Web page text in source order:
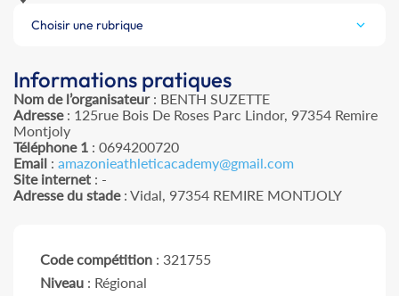
Choisir une rubrique
Informations pratiques
Nom de l’organisateur: BENTH SUZETTE
Adresse: 125rue Bois De Roses Parc Lindor, 97354 Remire
Montjoly
Téléphone 1 : 0694200720
Email : amazonieathleticacademy@gmail.com
Site internet : -
Adresse du stade: Vidal, 97354 REMIRE MONTJOLY
Code compétition : 321755
Niveau : Régional